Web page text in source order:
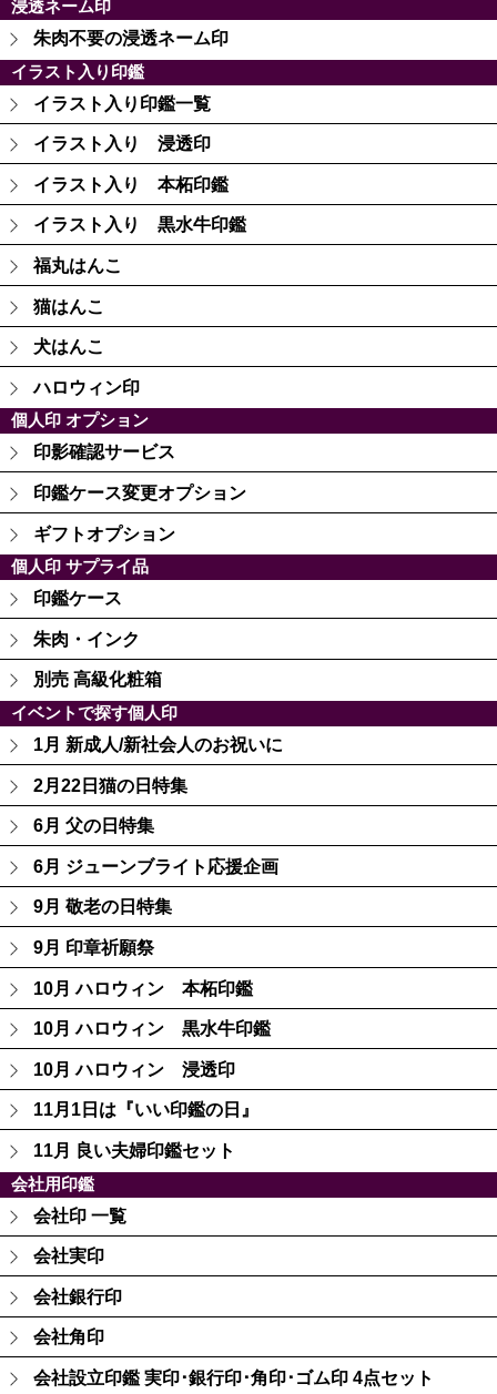
浸透ネーム印
朱肉不要の浸透ネーム印
イラスト入り印鑑
イラスト入り印鑑一覧
イラスト入り 浸透印
イラスト入り 本柘印鑑
イラスト入り 黒水牛印鑑
福丸はんこ
猫はんこ
犬はんこ
ハロウィン印
個人印 オプション
印影確認サービス
印鑑ケース変更オプション
ギフトオプション
個人印 サプライ品
印鑑ケース
朱肉・インク
別売 高級化粧箱
イベントで探す個人印
1月 新成人/新社会人のお祝いに
2月22日猫の日特集
6月 父の日特集
6月 ジューンブライト応援企画
9月 敬老の日特集
9月 印章祈願祭
10月 ハロウィン 本柘印鑑
10月 ハロウィン 黒水牛印鑑
10月 ハロウィン 浸透印
11月1日は『いい印鑑の日』
11月 良い夫婦印鑑セット
会社用印鑑
会社印 一覧
会社実印
会社銀行印
会社角印
会社設立印鑑 実印･銀行印･角印･ゴム印 4点セット